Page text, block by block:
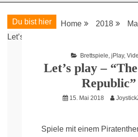
Du bist hier Home 2018
Let’s play – “The Pirate Republic”
Brettspiele, jPlay,
Let’s play –
Republic”
15. Mai 2018
Spiele mit einem